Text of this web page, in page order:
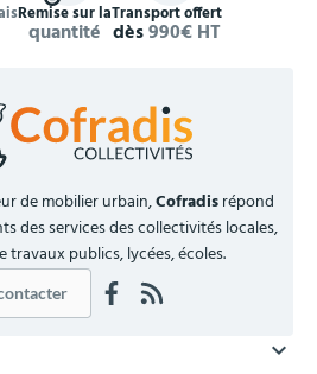
Remise sur la
quantité
Transport offert
dès990€ HT
de mobilier urbain,Cofradisrépond
des services des collectivités locales,
travaux publics, lycées, écoles.
